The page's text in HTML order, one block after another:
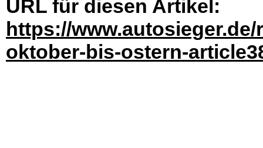
URL für diesen Artikel:
https://
oktober-bis-ostern-